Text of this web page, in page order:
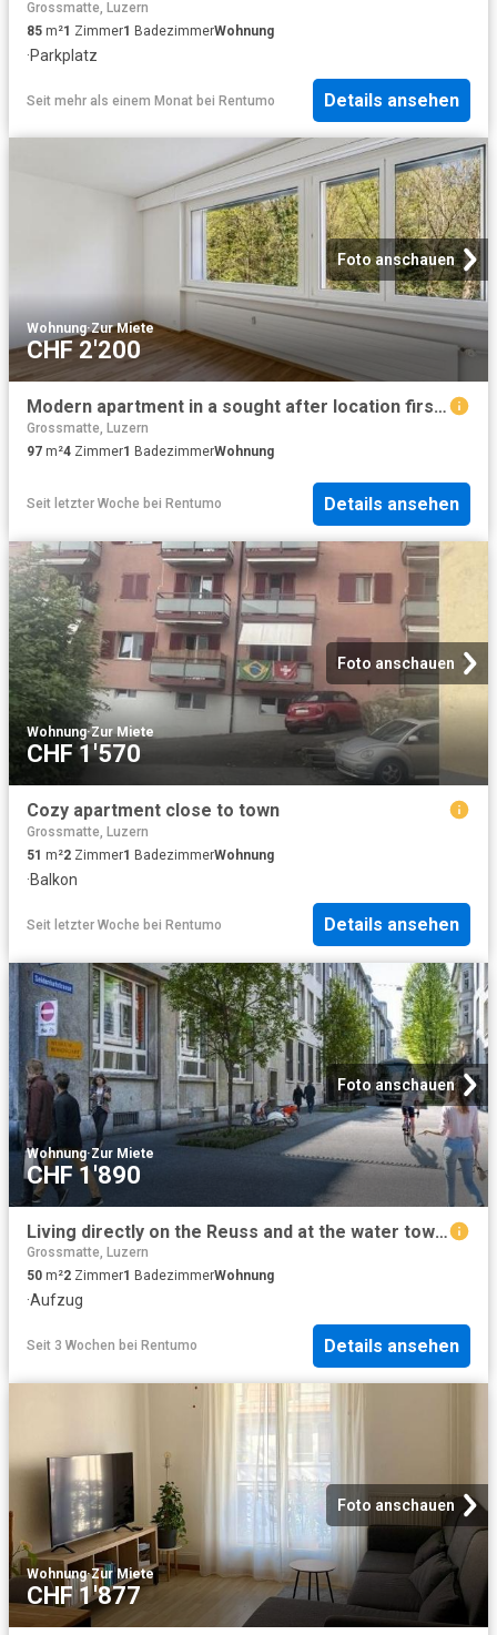
Grossmatte, Luzern
85 m²1 Zimmer1 BadezimmerWohnung
·Parkplatz
Seit mehr als einem Monat bei Rentumo Details ansehen
Foto anschauen
Wohnung·Zur Miete
CHF 2'200
Modern apartment in a sought after location first month's rent for free
Grossmatte, Luzern
97 m²4 Zimmer1 BadezimmerWohnung
Seit letzter Woche bei Rentumo Details ansehen
Foto anschauen
Wohnung·Zur Miete
CHF 1'570
Cozy apartment close to town
Grossmatte, Luzern
51 m²2 Zimmer1 BadezimmerWohnung
·Balkon
Seit letzter Woche bei Rentumo Details ansehen
Foto anschauen
Wohnung·Zur Miete
CHF 1'890
Living directly on the Reuss and at the water tower
Grossmatte, Luzern
50 m²2 Zimmer1 BadezimmerWohnung
·Aufzug
Seit 3 Wochen bei Rentumo Details ansehen
Foto anschauen
Wohnung·Zur Miete
CHF 1'877